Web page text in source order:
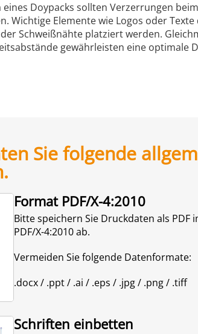
Doypacks sollten Verzerrungen
Wichtige Elemente wie Logos oder
Schweißnähte platziert werden.
gewährleisten eine optimale
Sie folgende
Format PDF/X-4:2010
Bitte speichern Sie Druckdaten als PDF
PDF/X-4:2010 ab.
Vermeiden Sie folgende Datenformate:
.docx / .ppt / .ai / .eps / .jpg / .png / .tiff
Schriften einbetten